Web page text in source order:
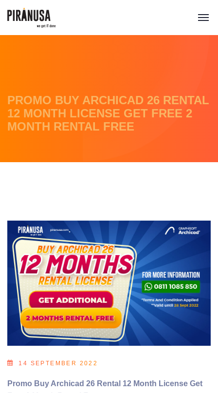
PROMO BUY ARCHICAD 26 RENTAL
12 MONTH LICENSE GET FREE 2
MONTH RENTAL FREE
14 SEPTEMBER 2022
Promo Buy Archicad 26 Rental 12 Month License Get